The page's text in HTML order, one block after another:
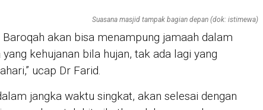
Suasana masjid tampak bagian depan (dok: istimewa)
akan bisa menampung jamaah dalam
kehujanan bila hujan, tak ada lagi yang
ucap Dr Farid.
jangka waktu singkat, akan selesai dengan